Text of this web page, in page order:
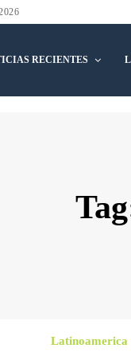
RECIENTES
Latinoamerica